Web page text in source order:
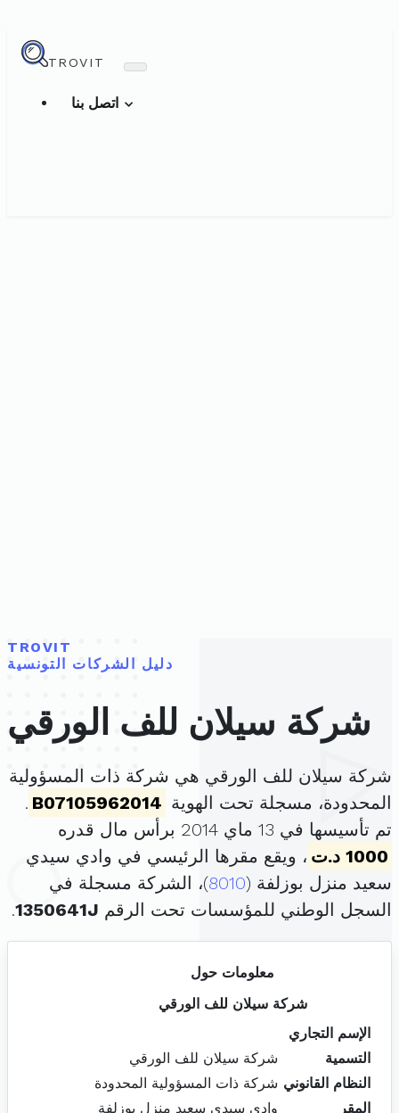
TROVIT
TROVIT
دليل الشركات التونسية
شركة سيلان للف الورقي
شركة سيلان للف الورقي هي شركة ذات المسؤولية
المحدودة، مسجلة تحت الهوية B07105962014
.
تم تأسيسها في 13 ماي 2014 برأس مال قدره
1000 د.ت
، ويقع مقرها الرئيسي في وادي سيدي
سعيد منزل بوزلفة (8010)، الشركة مسجلة في
السجل الوطني للمؤسسات تحت الرقم 1350641J
.
معلومات حول
شركة سيلان للف الورقي
الإسم التجاري
التسمية
شركة سيلان للف الورقي
النظام القانوني شركة ذات المسؤولية المحدودة
المقر
وادي سيدي سعيد منزل بوزلفة